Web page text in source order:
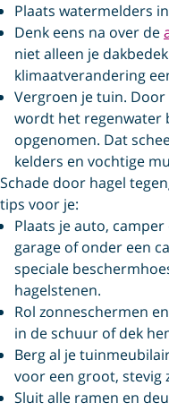
Plaats watermelders
Denk eens na over de
niet alleen je
klimaatverandering
Vergroen je tuin.
wordt het regenwater
opgenomen. Dat
kelders en vochtige
Schade door hagel
tips voor je:
Plaats je auto,
garage of onder een
speciale
hagelstenen.
Rol zonneschermen
in de schuur of dek
Berg al je
voor een groot, stevig
Sluit alle ramen en